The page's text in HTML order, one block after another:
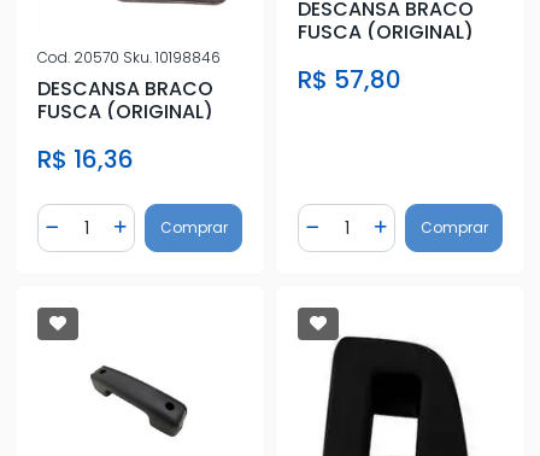
Cod. 20570 Sku.10198846
DESCANSA BRACO
FUSCA (ORIGINAL)
R$ 16,36
Diminuir Quantidade
Quantidade
Adicionar Quantidade
Comprar
DESCANSA BRACO
FUSCA (ORIGINAL)
R$ 57,80
Diminuir Quantidade
Quantidade
AdicionarComprar